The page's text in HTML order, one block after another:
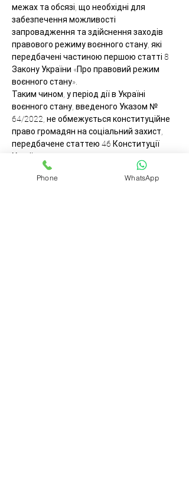
межах та обсязі, що необхідні для
забезпечення можливості
запровадження та здійснення заходів
правового режиму воєнного стану, які
передбачені частиною першою статті 8
Закону України «Про правовий режим
воєнного стану».
Таким чином, у період дії в Україні
воєнного стану, введеного Указом №
64/2022, не обмежується конституційне
право громадян на соціальний захист,
передбачене статтею 46 Конституції
України.
Необхідність додаткових гарантій
соціальної захищеності певних категорій
Phone WhatsApp